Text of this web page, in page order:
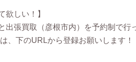
欲しい！】
出張買取（彦根市内）を予約制で行
、下のURLから登録お願いします！